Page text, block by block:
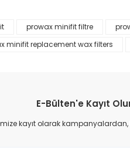
ürün açıklamalarında ve diğer
ederiz.
daha pahalı.
prowax minifit filtre
minifit replacement wax filters
E-Bülten'e Kayıt
kayıt olarak